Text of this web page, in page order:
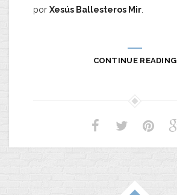
por Xesús Ballesteros Mir
CONTINUE READING